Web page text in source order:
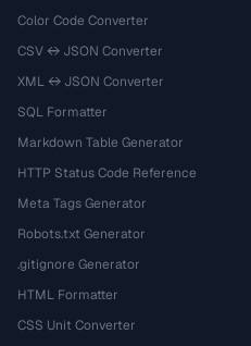
Color Code Converter
CSV ↔ JSON Converter
XML ↔ JSON Converter
SQL Formatter
Markdown Table Generator
HTTP Status Code Reference
Meta Tags Generator
Robots.txt Generator
.gitignore Generator
HTML Formatter
CSS Unit Converter